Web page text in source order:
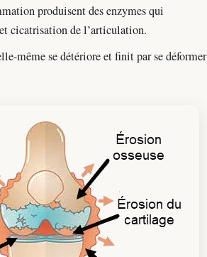
produisent des enzymes qui
cicatrisation de l’articulation.
même se détériore et finit par se déformer